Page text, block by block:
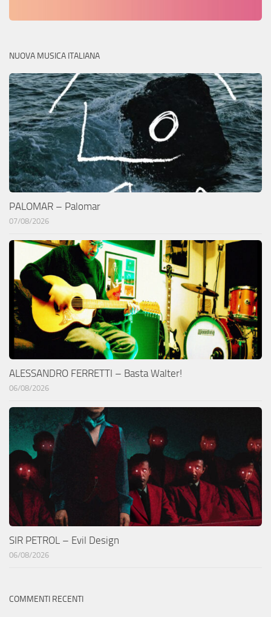
NUOVA MUSICA ITALIANA
PALOMAR – Palomar
07/08/2026
ALESSANDRO FERRETTI – Basta Walter!
06/08/2026
SIR PETROL – Evil Design
06/08/2026
COMMENTI RECENTI